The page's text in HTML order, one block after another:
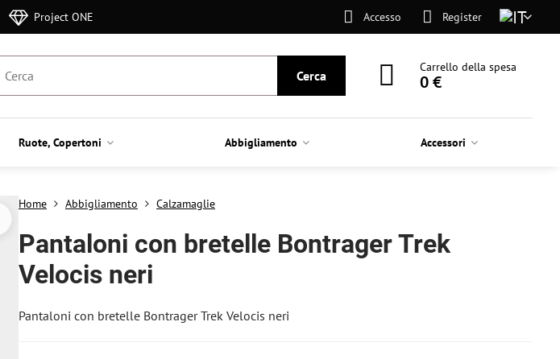
Project ONE Accesso Register
Cerca
Carrello della spesa
0 €
Ruote, Copertoni Abbigliamento Accessori
Home Abbigliamento Calzamaglie
Pantaloni con bretelle Bontrager Trek
Velocis neri
Pantaloni con bretelle Bontrager Trek Velocis neri